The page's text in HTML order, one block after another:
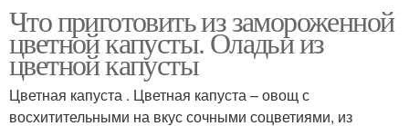
Что приготовить из замороженной
цветной капусты. Оладьи из
цветной капусты
Цветная капуста . Цветная капуста – овощ с
восхитительными на вкус сочными соцветиями, из